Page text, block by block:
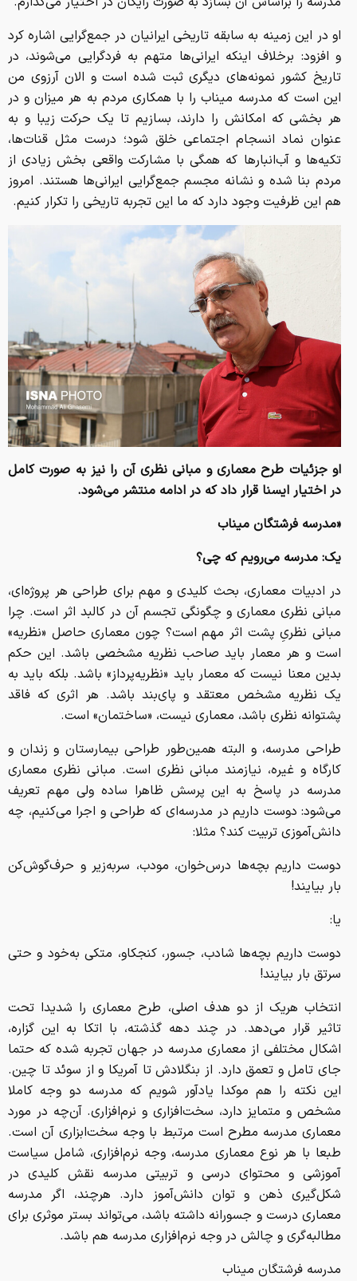
او در این زمینه به سابقه تاریخی ایرانیان در جمع‌گرایی اشاره کرد
و افزود: برخلاف اینکه ایرانی‌ها متهم به فردگرایی می‌شوند، در
تاریخ کشور نمونه‌های دیگری ثبت شده است و الان آرزوی من
این است که مدرسه میناب را با همکاری مردم به هر میزان و در
هر بخشی که امکانش را دارند، بسازیم تا یک حرکت زیبا و به
عنوان نماد انسجام اجتماعی خلق شود؛ درست مثل قنات‌ها،
تکیه‌ها و آب‌انبارها که همگی با مشارکت واقعی بخش زیادی از
مردم بنا شده و نشانه مجسم جمع‌گرایی ایرانی‌ها هستند. امروز
هم این ظرفیت وجود دارد که ما این تجربه تاریخی را تکرار کنیم.
او جزئیات طرح معماری و مبانی نظری آن را نیز به صورت کامل
در اختیار ایسنا قرار داد که در ادامه منتشر می‌شود.
«مدرسه فرشتگان میناب
یک: مدرسه می‌رویم که چی؟
در ادبیات معماری، بحث کلیدی و مهم برای طراحی هر پروژه‌ای،
مبانی نظری معماری و چگونگی تجسم آن در کالبد اثر است. چرا
مبانی نظریِ پشت اثر مهم است؟ چون معماری حاصل «نظریه»
است و هر معمار باید صاحب نظریه مشخصی باشد. این حکم
بدین معنا نیست که معمار باید «نظریه‌پرداز» باشد. بلکه باید به
یک نظریه مشخص معتقد و پای‌بند باشد. هر اثری که فاقد
پشتوانه نظری باشد، معماری نیست، «ساختمان» است.
طراحی مدرسه، و البته همین‌طور طراحی بیمارستان و زندان و
کارگاه و غیره، نیازمند مبانی نظری است. مبانی نظری معماری
مدرسه در پاسخ به این پرسش ظاهرا ساده ولی مهم تعریف
می‌شود: دوست داریم در مدرسه‌ای که طراحی و اجرا می‌کنیم، چه
دانش‌آموزی تربیت کند؟ مثلا:
دوست داریم بچه‌ها درس‌خوان، مودب، سربه‌زیر و حرف‌گوش‌کن
بار بیایند!
یا:
دوست داریم بچه‌ها شادب، جسور، کنجکاو، متکی به‌خود و حتی
سرتق بار بیایند!
انتخاب هریک از دو هدف اصلی، طرح معماری را شدیدا تحت
تاثیر قرار می‌دهد. در چند دهه گذشته، با اتکا به این گزاره،
اشکال مختلفی از معماری مدرسه در جهان تجربه شده که حتما
جای تامل و تعمق دارد. از بنگلادش تا آمریکا و از سوئد تا چین.
این نکته را هم موکدا یادآور شویم که مدرسه دو وجه کاملا
مشخص و متمایز دارد، سخت‌افزاری و نرم‌افزاری. آن‌چه در مورد
معماری مدرسه مطرح است مرتبط با وجه سخت‌ابزاری آن است.
طبعا با هر نوع معماری مدرسه، وجه نرم‌افزاری، شامل سیاست
آموزشی و محتوای درسی و تربیتی مدرسه نقش کلیدی در
شکل‌گیری ذهن و توان دانش‌آموز دارد. هرچند، اگر مدرسه
معماری درست و جسورانه داشته‌ باشد، می‌تواند بستر موثری برای
مطالبه‌گری و چالش در وجه نرم‌افزاری مدرسه هم باشد.
مدرسه فرشتگان میناب